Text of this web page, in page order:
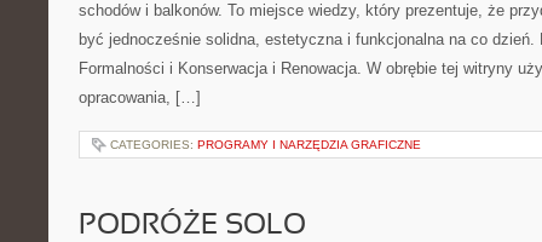
schodów i balkonów. To miejsce wiedzy, który prezentuje, że
być jednocześnie solidna, estetyczna i funkcjonalna na co dzień.
Formalności i Konserwacja i Renowacja. W obrębie tej witryny
opracowania, […]
CATEGORIES: PROGRAMY I NARZĘDZIA GRAFICZNE
PODRÓŻE SOLO